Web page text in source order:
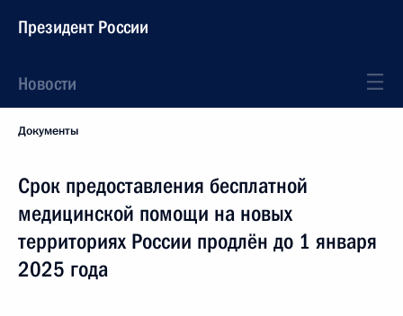
Президент России
Новости
Документы
Срок предоставления бесплатной
медицинской помощи на новых
территориях России продлён до 1 января
2025 года